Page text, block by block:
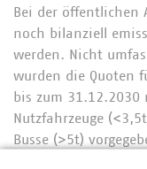
Bei der öffentlichen
noch bilanziell
werden. Nicht
wurden die Quoten
bis zum
Nutzfahrzeuge
Busse (>5t)